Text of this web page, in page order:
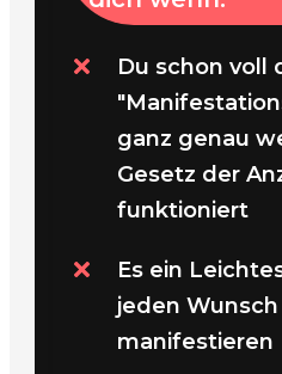
Du schon voll
ganz genau
Gesetz der
funktioniert
Es ein
jeden
manifestieren